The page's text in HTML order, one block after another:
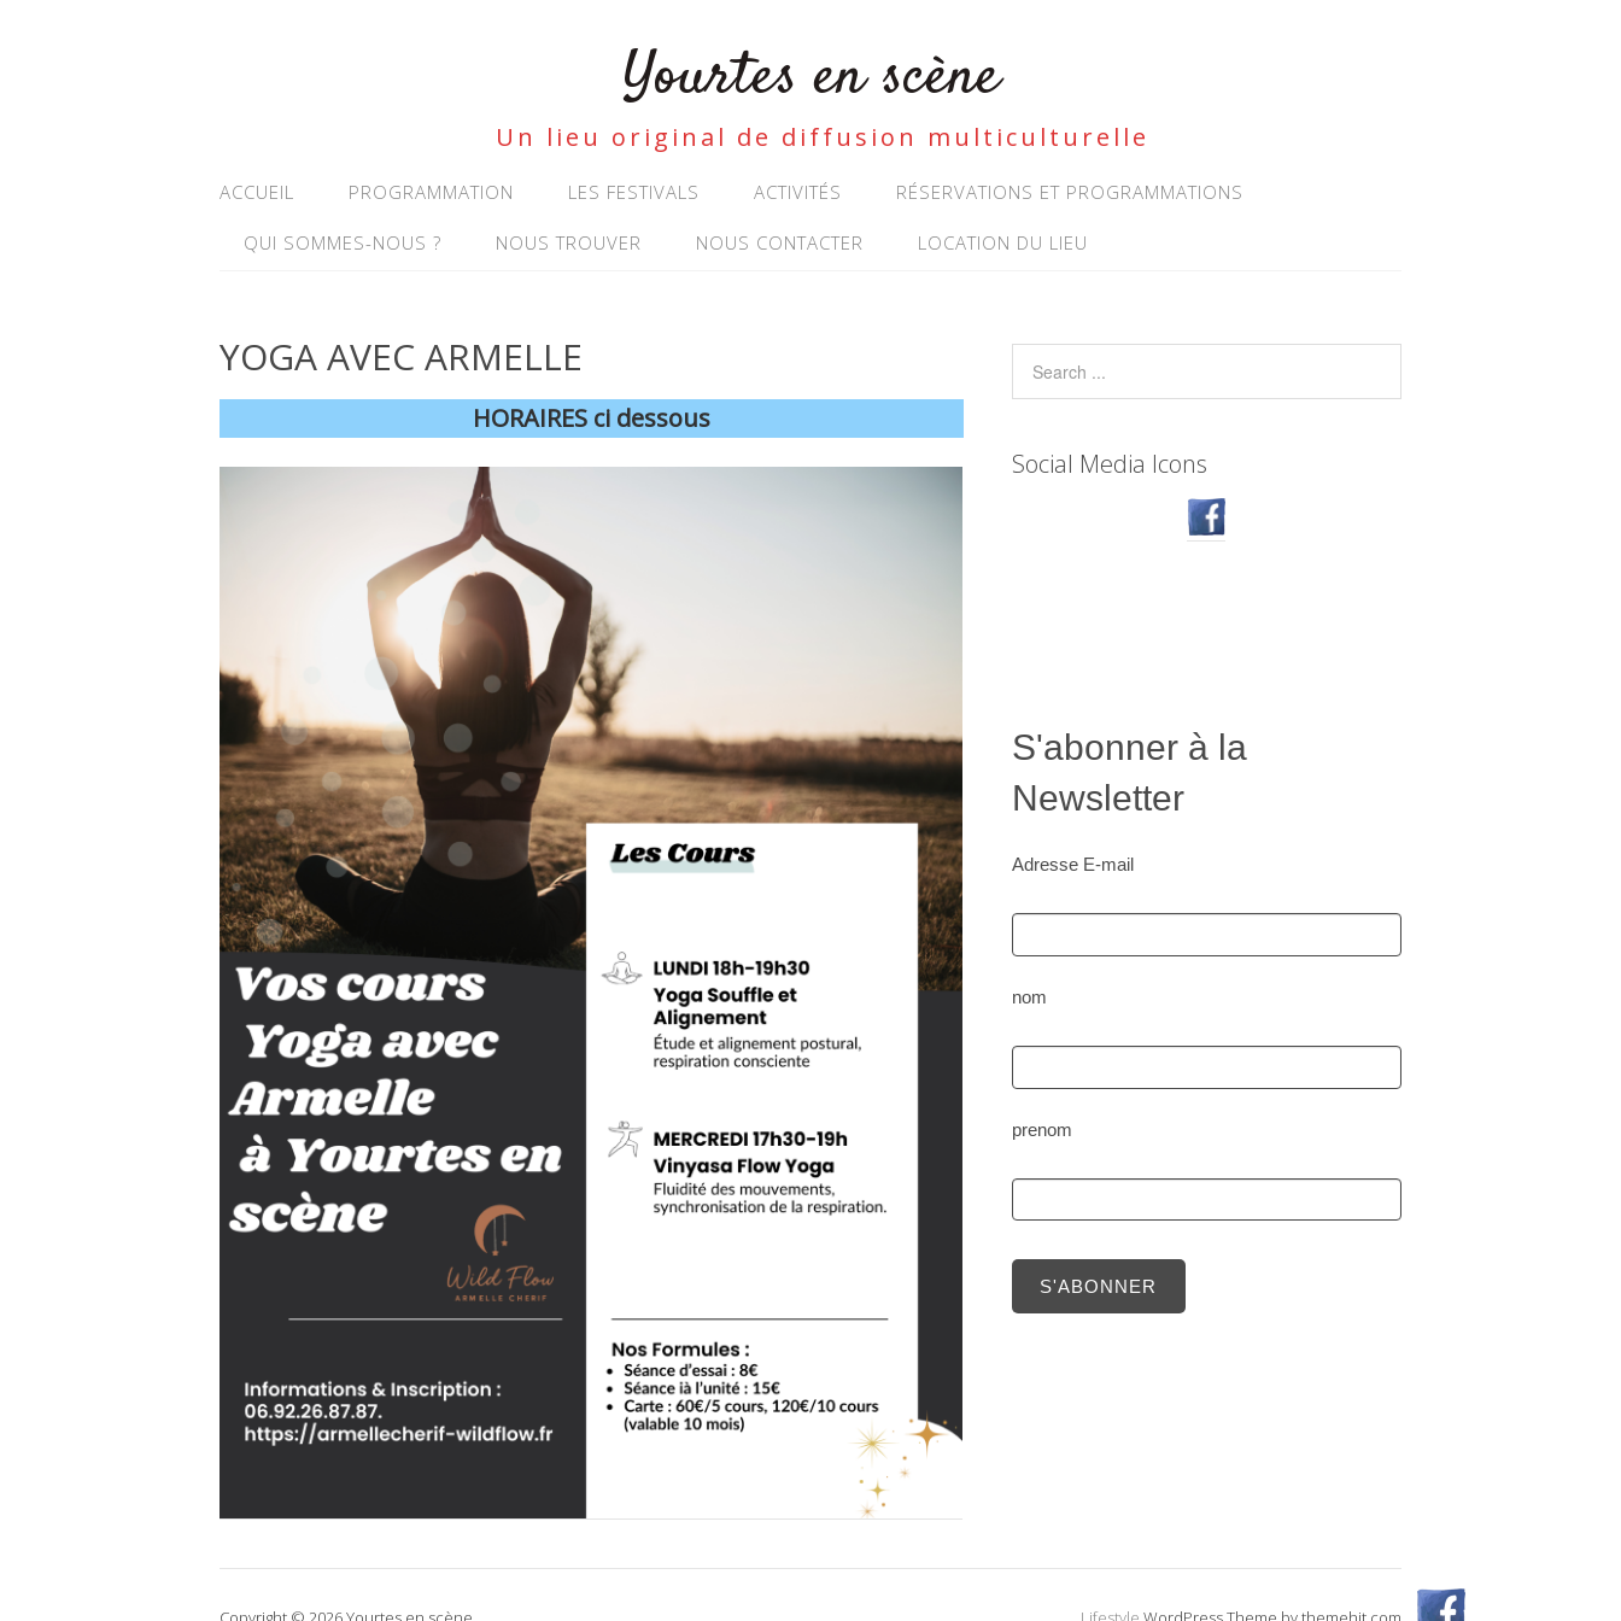
Yourtes en scène
Un lieu original de diffusion multiculturelle
ACCUEIL PROGRAMMATION LES FESTIVALS ACTIVITÉS RÉSERVATIONS ET PROGRAMMATIONS
QUI SOMMES-NOUS ? NOUS TROUVER NOUS CONTACTER LOCATION DU LIEU
YOGA AVEC ARMELLE
HORAIRES ci dessous
Social Media Icons
S'abonner à la
Newsletter
Adresse E-mail
nom
prenom
S'ABONNER